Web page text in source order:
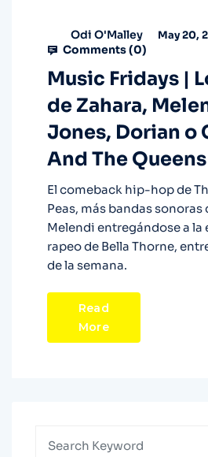
Odi O'Malley May 20,
Comments (0)
Music Fridays |
de Zahara,
Jones, Dorian o
And The Queens
El comeback hip-hop de
Peas, más bandas sonoras
Melendi entregándose a la
rapeo de Bella Thorne,
de la semana.
Read
More